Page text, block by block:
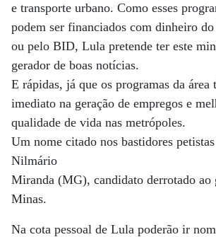
e transporte urbano. Como esses
podem ser financiados com dinheiro
ou pelo BID, Lula pretende ter este
gerador de boas notícias.
E rápidas, já que os programas da
imediato na geração de empregos e
qualidade de vida nas metrópoles.
Um nome citado nos bastidores
Nilmário
Miranda (MG), candidato derrotado ao
Minas.
Na cota pessoal de Lula poderão ir